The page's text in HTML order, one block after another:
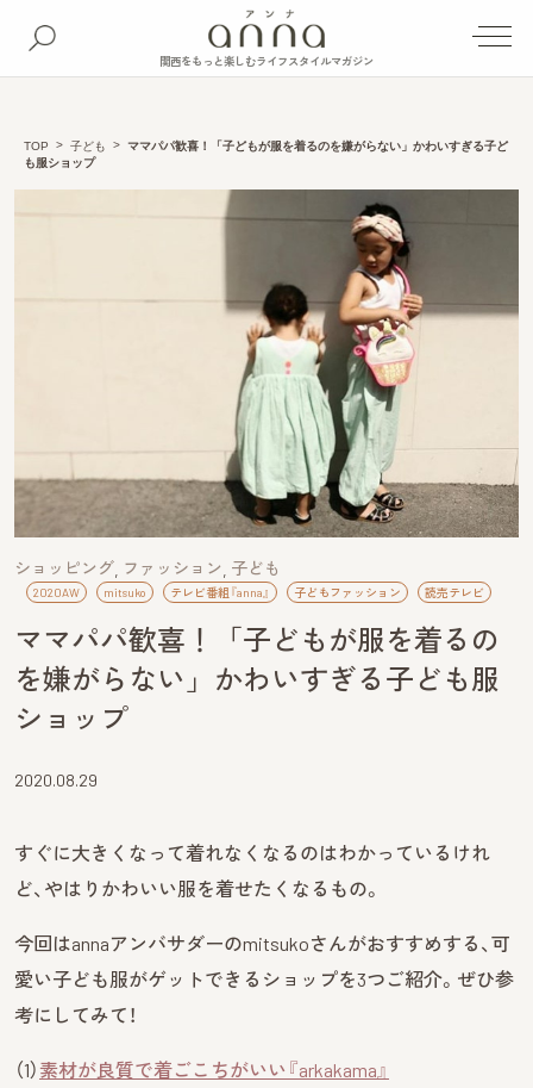
関西をもっと楽しむライフスタイルマガジン
TOP 子ども
ママパパ歓喜！「子どもが服を着るのを嫌がらない」かわいすぎる子ど
も服ショップ
ショッピング ファッション 子ども
2020AW mitsuko テレビ番組『anna』 子どもファッション 読売テレビ
ママパパ歓喜！「子どもが服を着るの
を嫌がらない」かわいすぎる子ども服
ショップ
2020.08.29
すぐに大きくなって着れなくなるのはわかっているけれ
ど、やはりかわいい服を着せたくなるもの。
今回はannaアンバサダーのmitsukoさんがおすすめする、可
愛い子ども服がゲットできるショップを3つご紹介。ぜひ参
考にしてみて！
（1）素材が良質で着ごこちがいい『arkakama』